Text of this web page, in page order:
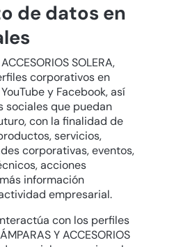
de datos en
SOLERA,
corporativos en
y Facebook, así
sociales que puedan
con la finalidad de
servicios,
corporativas, eventos,
acciones
información
empresarial.
con los perfiles
Y ACCESORIOS